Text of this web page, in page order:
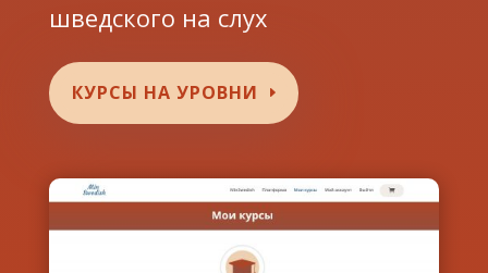
шведского на слух
КУРСЫ НА УРОВНИ